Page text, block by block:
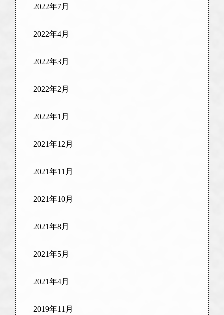
2022年7月
2022年4月
2022年3月
2022年2月
2022年1月
2021年12月
2021年11月
2021年10月
2021年8月
2021年5月
2021年4月
2019年11月